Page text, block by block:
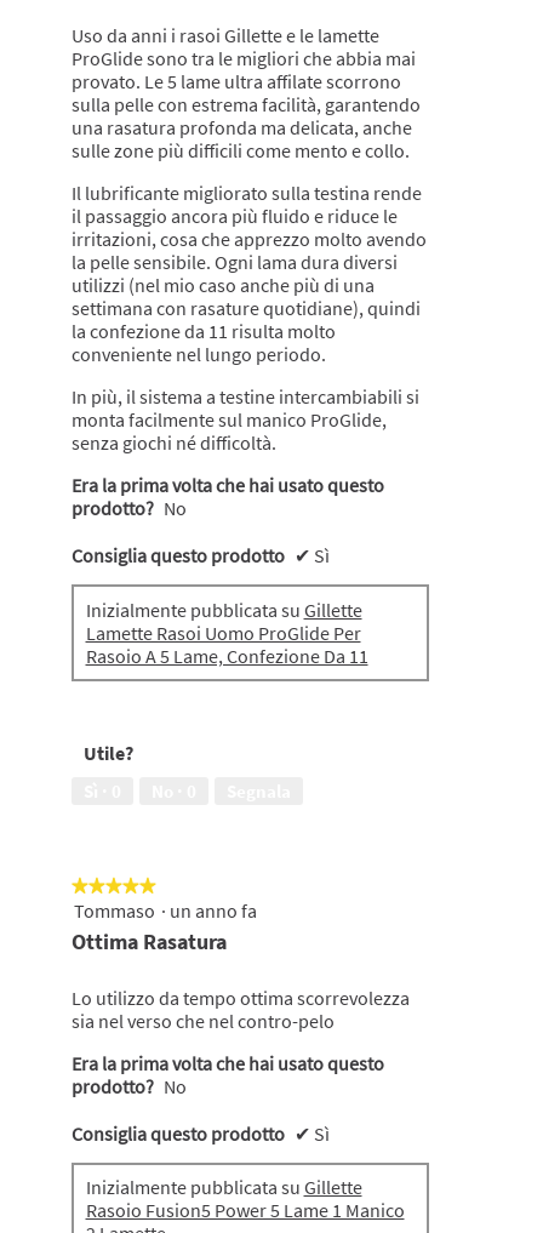
Uso da anni i rasoi Gillette e le lamette
ProGlide sono tra le migliori che abbia mai
provato. Le 5 lame ultra affilate scorrono
sulla pelle con estrema facilità, garantendo
una rasatura profonda ma delicata, anche
sulle zone più difficili come mento e collo.
Il lubrificante migliorato sulla testina rende
il passaggio ancora più fluido e riduce le
irritazioni, cosa che apprezzo molto avendo
la pelle sensibile. Ogni lama dura diversi
utilizzi (nel mio caso anche più di una
settimana con rasature quotidiane), quindi
la confezione da 11 risulta molto
conveniente nel lungo periodo.
In più, il sistema a testine intercambiabili si
monta facilmente sul manico ProGlide,
senza giochi né difficoltà.
Era la prima volta che hai usato questo
prodotto? No
Consiglia questo prodotto ✔ Sì
Inizialmente pubblicata su Gillette
Lamette Rasoi Uomo ProGlide Per
Rasoio A 5 Lame, Confezione Da 11
Utile?
★★★★★
★★★★★
5
5
Tommaso · un anno fa
Ottima Rasatura
Lo utilizzo da tempo ottima scorrevolezza
sia nel verso che nel contro-pelo
Era la prima volta che hai usato questo
prodotto? No
Consiglia questo prodotto ✔ Sì
Inizialmente pubblicata su Gillette
Rasoio Fusion5 Power 5 Lame 1 Manico